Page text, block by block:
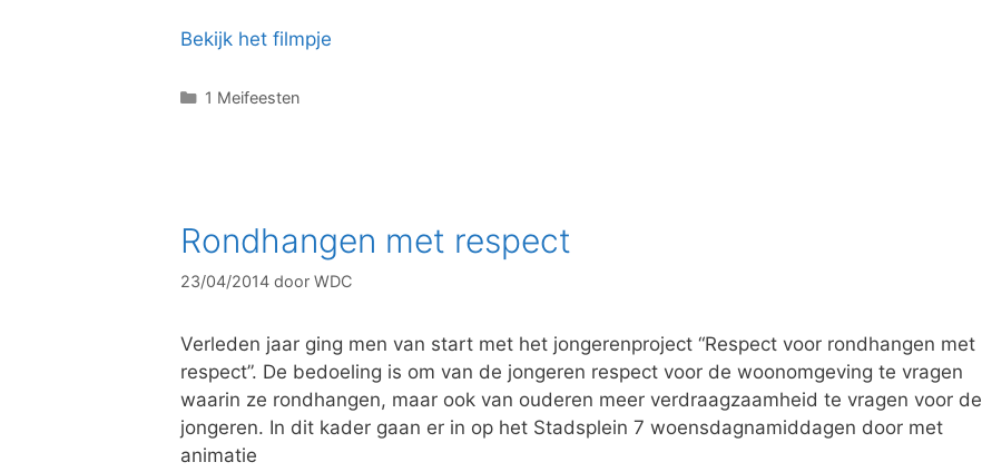
Bekijk het filmpje
C
r
e
1 Meifeesten
Rondhangen met respect
23/04/2014 door WDC
Verleden jaar ging men van start met het jongerenproject “Respect voor rondhangen met
respect”. De bedoeling is om van de jongeren respect voor de woonomgeving te vragen
waarin ze rondhangen, maar ook van ouderen meer verdraagzaamheid te vragen voor de
jongeren. In dit kader gaan er in op het Stadsplein 7 woensdagnamiddagen door met
animatie